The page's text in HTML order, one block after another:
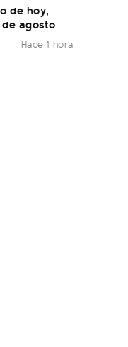
de hoy,
agosto
Hace 1 hora